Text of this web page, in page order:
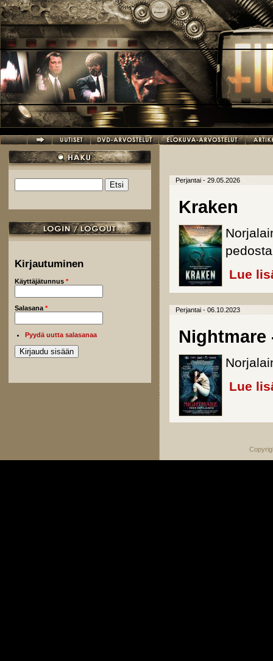
Hyppää pääsisältöön
Hakulomake
Kirjautuminen
Käyttäjätunnus *
Salasana *
Pyydä uutta salasanaa
Perjantai - 29.05.2026
Kraken
Lue
Perjantai - 06.10.2023
Nightmare
Lue